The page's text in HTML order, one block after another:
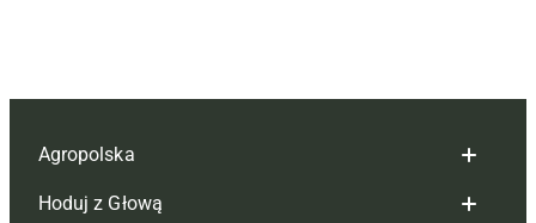
Agropolska
Redakcja
Hoduj z Głową